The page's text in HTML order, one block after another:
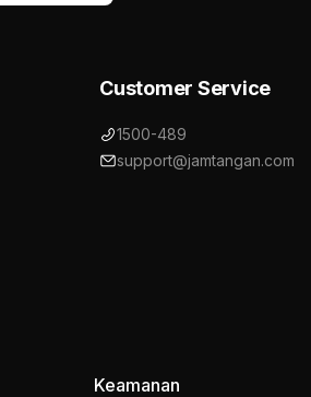
Customer Service
1500-489
support@jamtangan.com
Keamanan